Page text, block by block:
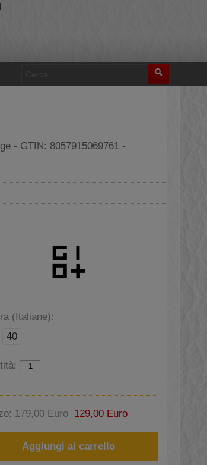
- GTIN: 8057915069761 -
(Italiane):
40
179,00 Euro 129,00 Euro
Aggiungi al carrello